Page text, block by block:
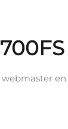
700FS
webmaster en